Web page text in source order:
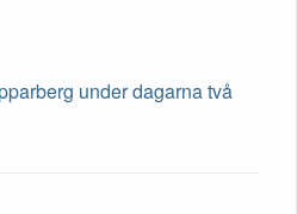
under dagarna två